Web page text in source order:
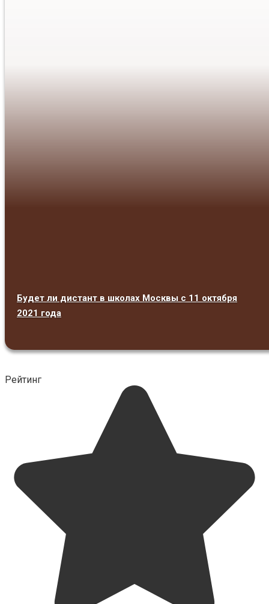
Будет ли дистант в школах Москвы с 11 октября
2021 года
Рейтинг